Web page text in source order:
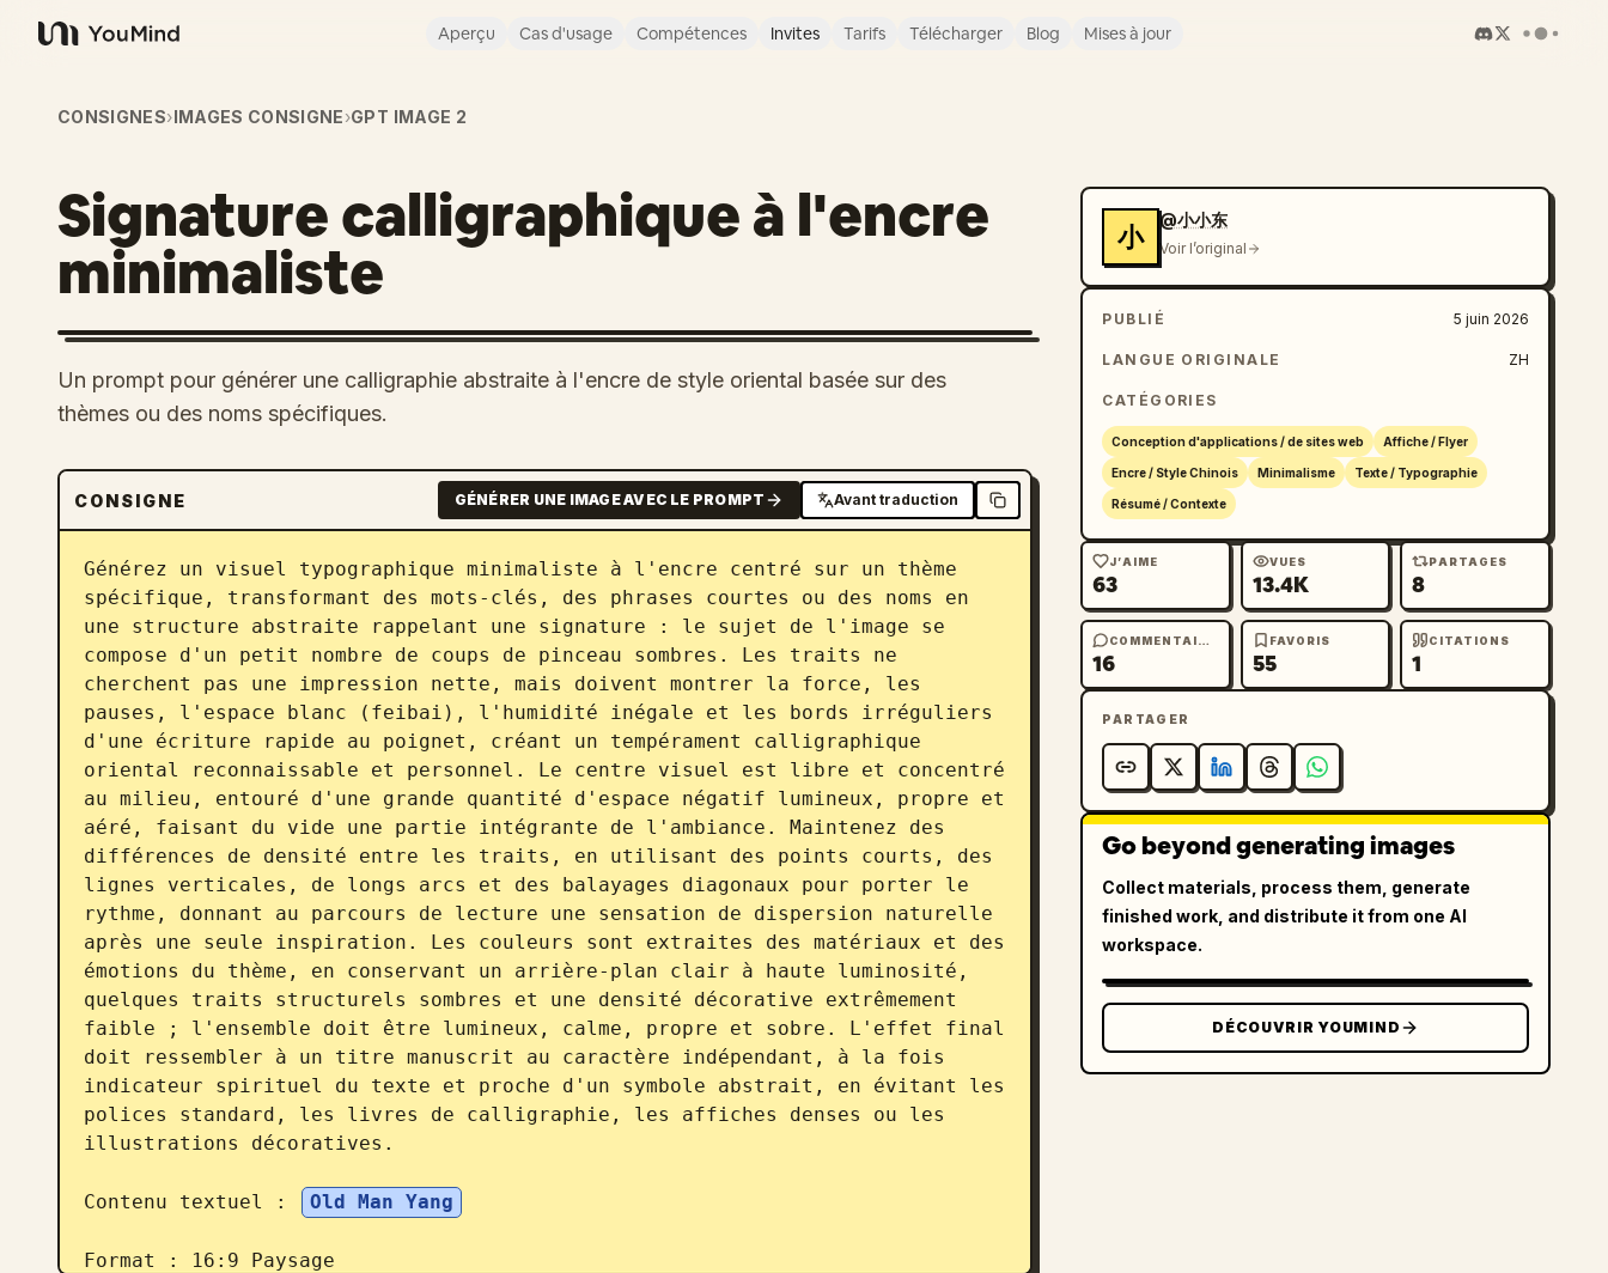
YouMind
Aperçu Cas d'usage Compétences Invites Tarifs Télécharger Blog Mises à jour
CONSIGNES›IMAGES CONSIGNE›GPT IMAGE 2
Signature calligraphique à l'encre
minimaliste
Un prompt pour générer une calligraphie abstraite à l'encre de style oriental basée sur des
thèmes ou des noms spécifiques.
CONSIGNE GÉNÉRER UNE IMAGE AVEC LE PROMPT Avant traduction
Générez un visuel typographique minimaliste à l'encre centré sur un thème
spécifique, transformant des mots-clés, des phrases courtes ou des noms en
une structure abstraite rappelant une signature : le sujet de l'image se
compose d'un petit nombre de coups de pinceau sombres. Les traits ne
cherchent pas une impression nette, mais doivent montrer la force, les
pauses, l'espace blanc (feibai), l'humidité inégale et les bords irréguliers
d'une écriture rapide au poignet, créant un tempérament calligraphique
oriental reconnaissable et personnel. Le centre visuel est libre et concentré
au milieu, entouré d'une grande quantité d'espace négatif lumineux, propre et
aéré, faisant du vide une partie intégrante de l'ambiance. Maintenez des
différences de densité entre les traits, en utilisant des points courts, des
lignes verticales, de longs arcs et des balayages diagonaux pour porter le
rythme, donnant au parcours de lecture une sensation de dispersion naturelle
après une seule inspiration. Les couleurs sont extraites des matériaux et des
émotions du thème, en conservant un arrière-plan clair à haute luminosité,
quelques traits structurels sombres et une densité décorative extrêmement
faible ; l'ensemble doit être lumineux, calme, propre et sobre. L'effet final
doit ressembler à un titre manuscrit au caractère indépendant, à la fois
indicateur spirituel du texte et proche d'un symbole abstrait, en évitant les
polices standard, les livres de calligraphie, les affiches denses ou les
illustrations décoratives.
Contenu textuel : Old Man Yang
Format : 16:9 Paysage
小
@小小东
Voir l’original
PUBLIÉ 5 juin 2026
LANGUE ORIGINALE ZH
CATÉGORIES
Conception d'applications / de sites web Affiche / Flyer
Encre / Style Chinois Minimalisme Texte / Typographie
Résumé / Contexte
J’AIME
63
VUES
13.4K
PARTAGES
8
COMMENTAIRES
16
FAVORIS
55
CITATIONS
1
PARTAGER
Go beyond generating images
Collect materials, process them, generate
finished work, and distribute it from one AI
workspace.
DÉCOUVRIR YOUMIND